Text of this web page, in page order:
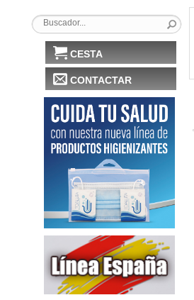
CESTA
CONTACTAR